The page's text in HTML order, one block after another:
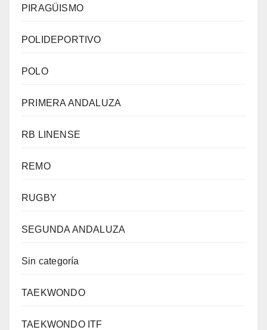
PIRAGÜISMO
POLIDEPORTIVO
POLO
PRIMERA ANDALUZA
RB LINENSE
REMO
RUGBY
SEGUNDA ANDALUZA
Sin categoría
TAEKWONDO
TAEKWONDO ITF